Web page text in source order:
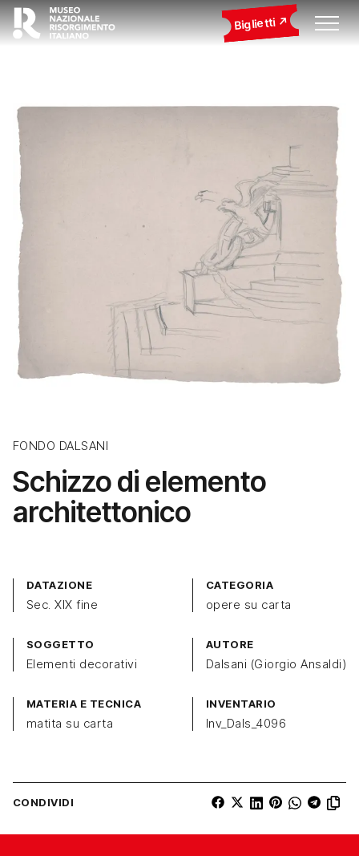
Biglietti
FONDO DALSANI
Schizzo di elemento
architettonico
DATAZIONE
Sec. XIX fine
CATEGORIA
opere su carta
SOGGETTO
Elementi decorativi
AUTORE
Dalsani (Giorgio Ansaldi)
MATERIA E TECNICA
matita su carta
INVENTARIO
Inv_Dals_4096
CONDIVIDI